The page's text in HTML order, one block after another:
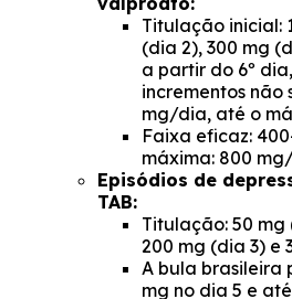
Titulação inicial:
(dia 2), 300 mg
a partir do 6º
incrementos não
mg/dia, até o
Faixa eficaz:
máxima: 800
Episódios de
TAB:
Titulação: 50 mg
200 mg (dia 3) e
A bula brasileira
mg no dia 5 e